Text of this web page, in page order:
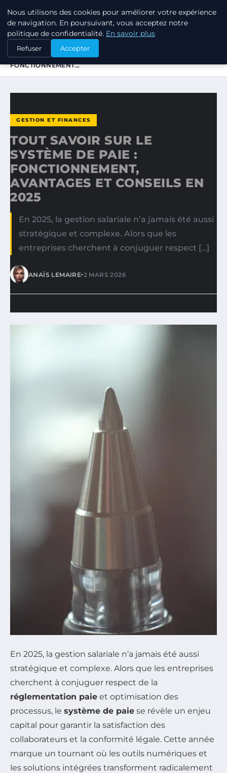
LPO CONSULTING
ACCUEIL
GESTION ET FINANCES
TOUT SAVOIR SUR LE SYSTÈME DE PAIE :
FONCTIONNEMENT…
GESTION ET FINANCES
TOUT SAVOIR SUR LE
SYSTÈME DE PAIE :
FONCTIONNEMENT,
AVANTAGES ET CONSEILS EN
2025
En 2025, la gestion salariale n’a jamais été aussi
stratégique et complexe. Alors que les
entreprises cherchent à conjuguer respect […]
ANAÏS LEMAIRE•2 MARS 2026
En 2025, la gestion salariale n’a jamais été aussi
stratégique et complexe. Alors que les entreprises
cherchent à conjuguer respect de la
réglementation paie et optimisation des
processus, le système de paie se révèle un enjeu
capital pour garantir la satisfaction des
collaborateurs et la conformité légale. Cette année
marque un tournant où les outils numériques et
les solutions intégrées transforment radicalement
Nous utilisons des cookies pour améliorer votre expérience
de navigation. En poursuivant, vous acceptez notre
politique de confidentialité. En savoir plus
Refuser Accepter